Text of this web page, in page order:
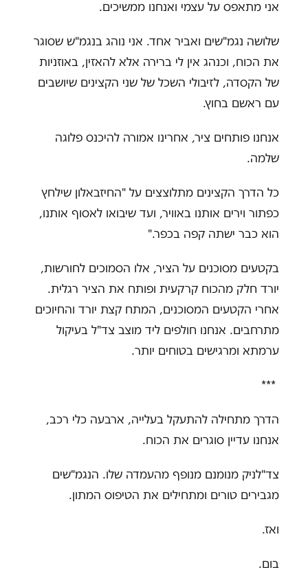
אני מתאפס על עצמי ואנחנו ממשיכים.
שלושה נגמ"שים ואביר אחד. אני נוהג בנגמ"ש שסוגר
את הכוח, וכנהג אין לי ברירה אלא להאזין, באוזניות
של הקסדה, לזיבולי השכל של שני הקצינים שיושבים
עם ראשם בחוץ.
אנחנו פותחים ציר, אחרינו אמורה להיכנס פלוגה
שלמה.
כל הדרך הקצינים מתלוצצים על "החיזבאלון שילחץ
כפתור וירים אותנו באוויר, ועד שיבואו לאסוף אותנו,
הוא כבר ישתה קפה בכפר".
בקטעים מסוכנים על הציר, אלו הסמוכים לחורשות,
יורד חלק מהכוח קרקעית ופותח את הציר רגלית.
אחרי הקטעים המסוכנים, המתח קצת יורד והחיוכים
מתרחבים. אנחנו חולפים ליד מוצב צד"ל בעיקול
ערמתא ומרגישים בטוחים יותר.
***
הדרך מתחילה להתעקל בעלייה, ארבעה כלי רכב,
אנחנו עדיין סוגרים את הכוח.
צד"לניק מנומנם מנופף מהעמדה שלו. הנגמ"שים
מגבירים טורים ומתחילים את הטיפוס המתון.
ואז.
בום.